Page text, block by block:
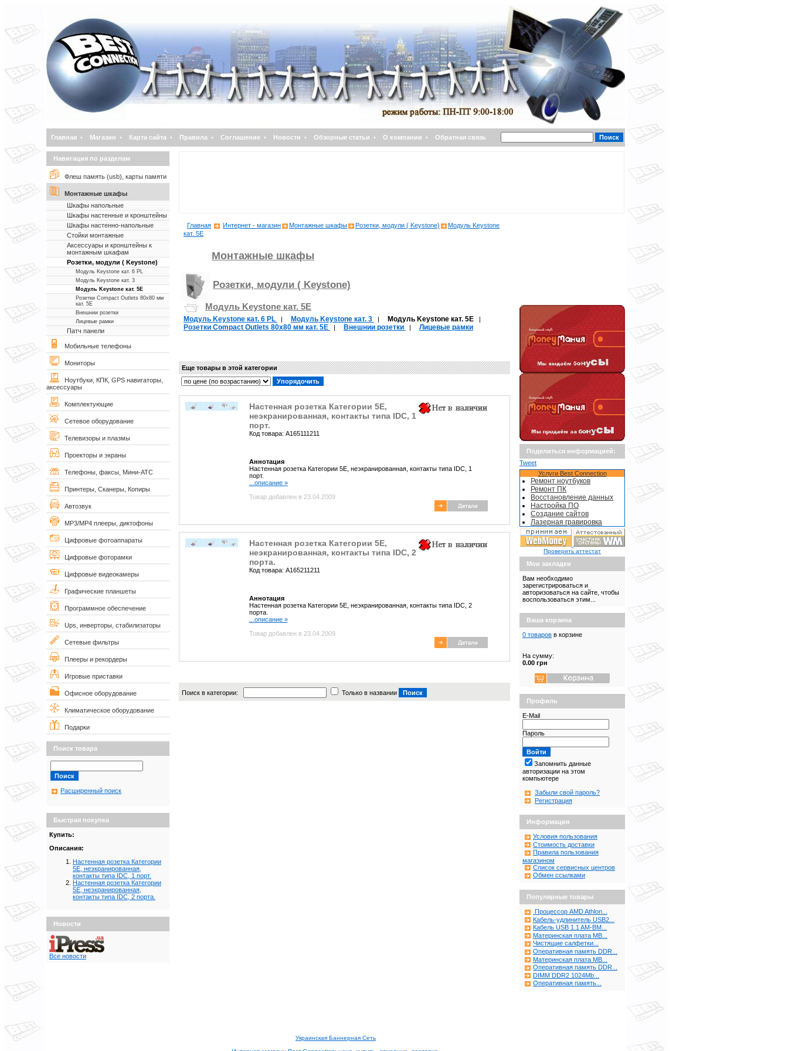
Главная • Магазин • Карта сайта • Правила • Соглашение • Новости • Обзорные статьи • О компании • Обратная связь
Навигация по разделам
Флеш память (usb), карты памяти
Монтажные шкафы
Шкафы напольные
Шкафы настенные и кронштейны
Шкафы настенно-напольные
Стойки монтажные
Аксессуары и кронштейны к
монтажным шкафам
Розетки, модули ( Keystone)
Модуль Keystone кат. 6 PL
Модуль Keystone кат. 3
Модуль Keystone кат. 5Е
Розетки Compact Outlets 80х80 мм
кат. 5Е
Внешнии розетки
Лицевые рамки
Патч панели
Мобильные телефоны
Мониторы
Ноутбуки, КПК, GPS навигаторы,
аксессуары
Комплектующие
Сетевое оборудование
Телевизоры и плазмы
Проекторы и экраны
Телефоны, факсы, Мини-АТС
Принтеры, Сканеры, Копиры
Автозвук
MP3/MP4 плееры, диктофоны
Цифровые фотоаппараты
Цифровые фоторамки
Цифровые видеокамеры
Графические планшеты
Программное обеспечение
Ups, инверторы, стабилизаторы
Сетевые фильтры
Плееры и рекордеры
Игровые приставки
Офисное оборудование
Климатическое оборудование
Подарки
Поиск товара
Расширенный поиск
Быстрая покупка
Купить:
Описания:
Настенная розетка Категории
5Е, неэкранированная,
контакты типа IDC, 1 порт.
Настенная розетка Категории
5Е, неэкранированная,
контакты типа IDC, 2 порта.
Новости
Все новости
Главная Интернет - магазин Монтажные шкафы Розетки, модули ( Keystone)
Модуль Keystone
кат. 5Е
Монтажные шкафы
Розетки, модули ( Keystone)
Модуль Keystone кат. 5Е
Модуль Keystone кат. 6 PL | Модуль Keystone кат. 3 | Модуль Keystone кат. 5Е |
Розетки Compact Outlets 80х80 мм кат. 5Е | Внешнии розетки | Лицевые рамки
Еще товары в этой категории
Настенная розетка Категории 5Е,
неэкранированная, контакты типа IDC, 1
порт.
Код товара: A165111211
Аннотация
Настенная розетка Категории 5Е, неэкранированная, контакты типа IDC, 1
порт.
...описание »
Товар добавлен в 23.04.2009
Настенная розетка Категории 5Е,
неэкранированная, контакты типа IDC, 2
порта.
Код товара: A165211211
Аннотация
Настенная розетка Категории 5Е, неэкранированная, контакты типа IDC, 2
порта.
...описание »
Товар добавлен в 23.04.2009
Поиск в категории: Только в названии
Поделиться информацией:
Tweet
Услуги Best Connection
Ремонт ноутбуков
Ремонт ПК
Восстановление данных
Настройка ПО
Создание сайтов
Лазерная гравировка
Проверить аттестат
Мои закладки
Вам необходимо
зарегистрироваться и
авторизоваться на сайте, чтобы
воспользоваться этим...
Ваша корзина
0 товаров в корзине
На сумму:
0.00 грн
Профиль
E-Mail
Пароль
Запомнить данные
авторизации на этом
компьютере
Забыли свой пароль?
Регистрация
Информация
Условия пользования
Стоимость доставки
Правила пользования
магазином
Список сервисных центров
Обмен ссылками
Популярные товары
Процессор AMD Athlon...
Кабель-удлинитель USB2...
Кабель USB 1.1 AM-BM...
Материнская плата MB...
Чистящие салфетки...
Оперативная память DDR...
Материнская плата MB...
Оперативная память DDR...
DIMM DDR2 1024Mb...
Оперативная память...
Украинская Баннерная Сеть